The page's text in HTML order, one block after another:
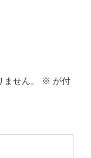
せん。 ※ が付